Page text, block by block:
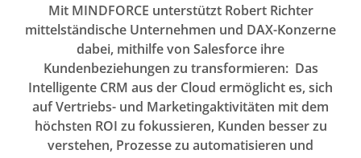
Mit MINDFORCE unterstützt Robert Richter
mittelständische Unternehmen und DAX-Konzerne
dabei, mithilfe von Salesforce ihre
Kundenbeziehungen zu transformieren: Das
Intelligente CRM aus der Cloud ermöglicht es, sich
auf Vertriebs- und Marketingaktivitäten mit dem
höchsten ROI zu fokussieren, Kunden besser zu
verstehen, Prozesse zu automatisieren und